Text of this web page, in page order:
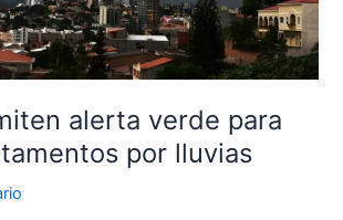
alerta verde para
por lluvias